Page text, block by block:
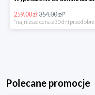
259.00 zł354.00 zł*
Polecane promocje